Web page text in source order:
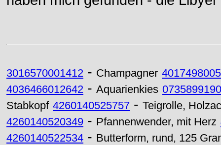
3016570001412 - Champagner
4036466012642 - Aquarienkies
Stabkopf 4260140525757 - Teigrolle,
4260140520349 - Pfannenwender, mit Herz
4260140522534 - Butterform, rund, 125